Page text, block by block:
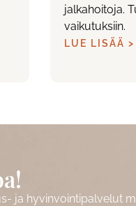
jalkahoitoja.
vaikutuksiin.
LUE LISÄÄ >
ja hyvinvointipalvelut